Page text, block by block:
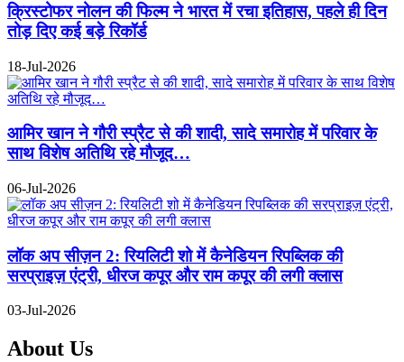
क्रिस्टोफर नोलन की फिल्म ने भारत में रचा इतिहास, पहले ही दिन
तोड़ दिए कई बड़े रिकॉर्ड
18-Jul-2026
आमिर खान ने गौरी स्प्रैट से की शादी, सादे समारोह में परिवार के
साथ विशेष अतिथि रहे मौजूद…
06-Jul-2026
लॉक अप सीज़न 2: रियलिटी शो में कैनेडियन रिपब्लिक की
सरप्राइज़ एंट्री, धीरज कपूर और राम कपूर की लगी क्लास
03-Jul-2026
About Us